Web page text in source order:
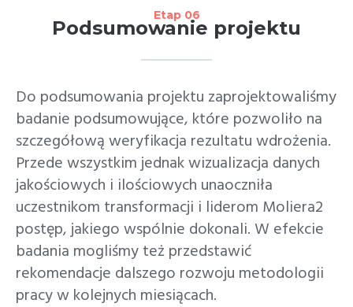
Etap 06
Podsumowanie projektu
Do podsumowania projektu zaprojektowaliśmy
badanie podsumowujące, które pozwoliło na
szczegółową weryfikacja rezultatu wdrożenia.
Przede wszystkim jednak wizualizacja danych
jakościowych i ilościowych unaoczniła
uczestnikom transformacji i liderom Moliera2
postęp, jakiego wspólnie dokonali. W efekcie
badania mogliśmy też przedstawić
rekomendacje dalszego rozwoju metodologii
pracy w kolejnych miesiącach.